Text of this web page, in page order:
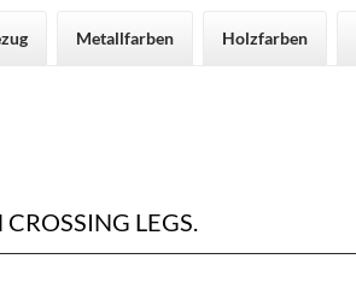
Metallfarben Holzfarben
LEGS.